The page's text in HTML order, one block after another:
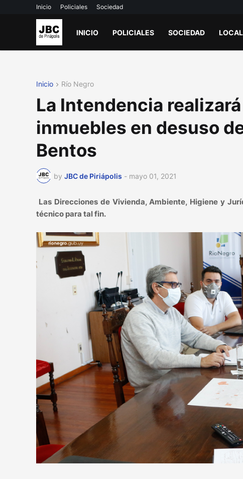
Inicio Policiales Sociedad
INICIO POLICIALES SOCIEDAD LOCAL
Inicio Río Negro
La Intendencia
inmuebles en desuso
Bentos
by JBC de Piriápolis - mayo 01, 2021
Las Direcciones de Vivienda, Ambiente, Higiene y
técnico para tal fin.